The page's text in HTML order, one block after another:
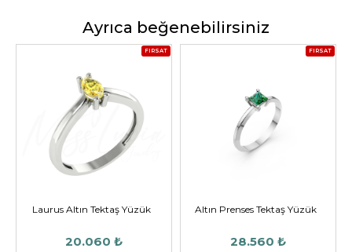
Ayrıca beğenebilirsiniz
FIRSAT
Laurus Altın Tektaş Yüzük
20.060 ₺
FIRSAT
Altın Prenses Tektaş Yüzük
28.560 ₺